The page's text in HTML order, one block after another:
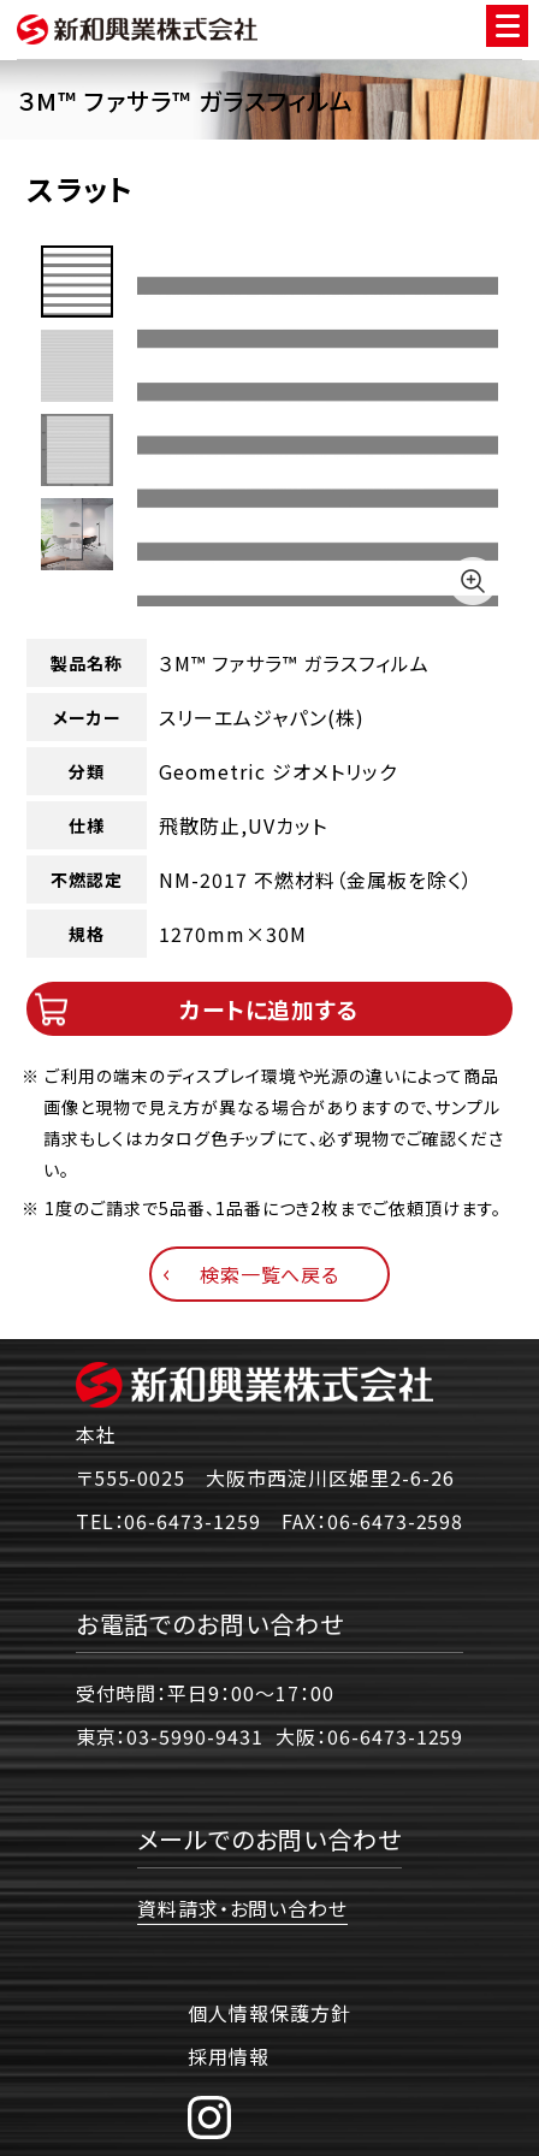
３M™ ファサラ™ ガラスフィルム
スラット
製品名称 ３M™ ファサラ™ ガラスフィルム
メーカー スリーエムジャパン(株)
分類 Geometric ジオメトリック
仕様 飛散防止,UVカット
不燃認定 NM-2017 不燃材料（金属板を除く）
規格 1270mm×30M
カートに追加する
※ ご利用の端末のディスプレイ環境や光源の違いによって商品
画像と現物で見え方が異なる場合がありますので、サンプル
請求もしくはカタログ色チップにて、必ず現物でご確認くださ
い。
※ 1度のご請求で5品番、1品番につき2枚までご依頼頂けます。
検索一覧へ戻る
本社
〒555-0025 大阪市西淀川区姫里2-6-26
TEL：06-6473-1259 FAX：06-6473-2598
お電話でのお問い合わせ
受付時間：平日9：00〜17：00
東京：03-5990-9431 大阪：06-6473-1259
メールでのお問い合わせ
資料請求・お問い合わせ
個人情報保護方針
採用情報